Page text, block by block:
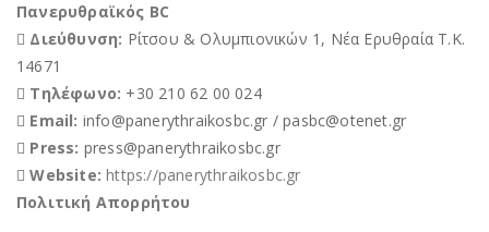
Πανερυθραϊκός BC
Διεύθυνση: Ρίτσου & Ολυμπιονικών 1, Νέα Ερυθραία Τ.Κ.
14671
Τηλέφωνο: +30 210 62 00 024
Email: info@panerythraikosbc.gr / pasbc@otenet.gr
Press: press@panerythraikosbc.gr
Website:https://panerythraikosbc.gr
Πολιτική Απορρήτου